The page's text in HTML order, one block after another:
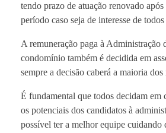
tendo prazo de atuação renovado após
período caso seja de interesse de
A remuneração paga à Administração
condomínio também é decidida em
sempre a decisão caberá a maioria dos
É fundamental que todos decidam em
os potenciais dos candidatos à
possível ter a melhor equipe cuidando